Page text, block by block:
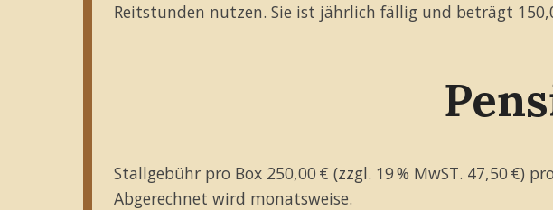
Reitstunden nutzen. Sie ist jährlich fällig und beträgt
Stallgebühr pro Box 250,00 € (zzgl. 19 % MwST. 47,50 €)
Abgerechnet wird monatsweise.